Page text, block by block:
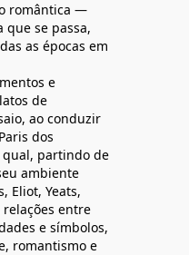
romântica —
que se passa,
as épocas em
e
de
ao conduzir
dos
qual, partindo de
ambiente
Eliot, Yeats,
entre
e símbolos,
romantismo e